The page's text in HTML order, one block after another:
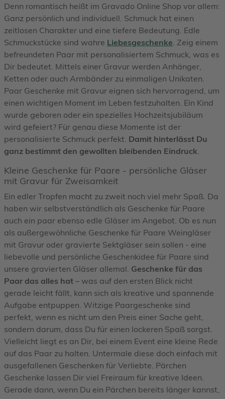
Denn romantisch heißt im Gravado Online Shop vor allem:
Ganz persönlich und individuell. Schmuck hat einen
zeitlosen Charakter und eine tiefere Bedeutung. Edle
Schmuckstücke sind wahre Liebesgeschenke . Zeig einem
befreundeten Paar mit personalisiertem Schmuck, was es
Dir bedeutet. Mittels einer Gravur werden Anhänger,
Ketten oder auch Armbänder zu einmaligen Unikaten.
Paar Geschenke mit Gravur eignen sich hervorragend, um
einen wichtigen Moment im Leben festzuhalten. Ein Kind
wurde geboren oder ein spezielles Hochzeitsjubiläum
wird gefeiert? Für genau diese Momente ist der
personalisierte Schmuck perfekt. Damit hinterlässt Du
ganz bestimmt den gewollten bleibenden Eindruck
Kleine Geschenke für Paare - persönliche Gläser
mit Gravur für Zweisamkeit
Ein edler Tropfen macht zu zweit noch viel mehr Spaß. Da
haben wir selbstverständlich als Geschenke für Paare
auch ein paar ebenso edle Gläser im Angebot. Ob es nun
als außergewöhnliche Geschenke für Paare Weingläser
mit Gravur oder gravierte Sektgläser sein sollen - eine
liebevolle und persönliche Geschenkidee für Paare sind
unsere gravierten Gläser allemal. Geschenke für das
Paar das alles hat – was auf den ersten Blick nicht
gerade leicht fällt, kann sich als kreative und spannende
Aufgabe entpuppen. Witzige Paargeschenke sind
perfekt, wenn es nicht um den Preis einer Sache geht,
sondern darum, dass Du für einen lockeren Spaß sorgst.
Vielleicht liegt es an Dir, bei einem Event eine kleine Rede
auf das Paar zu halten. Untermale diese doch einfach mit
ausgefallenen Geschenken für Verliebte. Pärchen
Geschenke lassen Dir viel Freiraum für kreative Ideen.
Gerade dann, wenn Du ein Pärchen bereits länger kannst,